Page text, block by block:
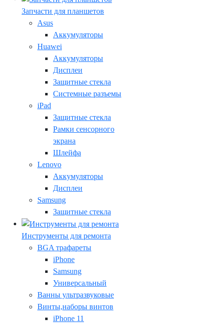
Запчасти для планшетов
Asus
Аккумуляторы
Huawei
Аккумуляторы
Дисплеи
Защитные стекла
Системные разъемы
iPad
Защитные стекла
Рамки сенсорного
экрана
Шлейфа
Lenovo
Аккумуляторы
Дисплеи
Samsung
Защитные стекла
Инструменты для ремонта
BGA трафареты
iPhone
Samsung
Универсальный
Ванны ультразвуковые
Винты,наборы винтов
iPhone 11